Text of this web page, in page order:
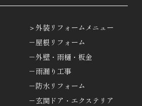
外装リフォームメニュー
－屋根リフォーム
－外壁・雨樋・板金
－雨漏り工事
－防水リフォーム
－玄関ドア・エクステリア